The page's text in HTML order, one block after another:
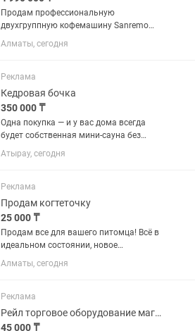
Продам профессиональную
двухгруппную кофемашину Sanremo
Café Racer Naked 2GR в полностью
чёрном исполнении. Несколько
решения: Экстракция и управление
Мультибойлерная...
Алматы, сегодня
Реклама
Кедровая бочка
350 000 ₸
Одна покупка — и у вас дома всегда
будет собственная мини-сауна без
необходимости ездить в SPA или баню.
После рабочего дня, тренировок или
наслаждаться приятной паровой...
Атырау, сегодня
Реклама
Продам когтеточку
25 000 ₸
Продам все для вашего питомца! Всё в
идеальном состоянии, новое
практически, шампуни ,ошейники в
подарок! За всё 25000! Цена
сейфуллина Белинского
Алматы, сегодня
Реклама
Рейл торговое оборудование магазина одежды бутика вешалка витрина
45 000 ₸